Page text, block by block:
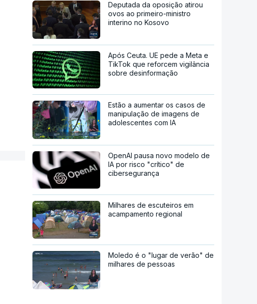
Deputada da oposição atirou
ovos ao primeiro-ministro
interino no Kosovo
Após Ceuta. UE pede a Meta e
TikTok que reforcem vigilância
sobre desinformação
Estão a aumentar os casos de
manipulação de imagens de
adolescentes com IA
OpenAI pausa novo modelo de
IA por risco "crítico" de
cibersegurança
Milhares de escuteiros em
acampamento regional
Moledo é o "lugar de verão" de
milhares de pessoas